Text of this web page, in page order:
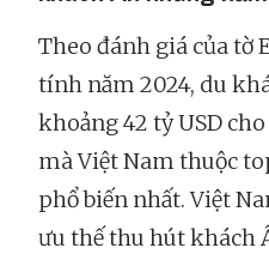
Theo đánh giá của tờ
tính năm 2024, du
khoảng 42 tỷ USD
mà Việt Nam thuộc
phổ biến nhất. Việt
ưu thế thu hút khách